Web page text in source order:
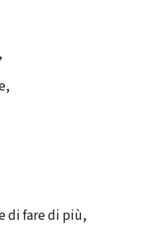
di fare di più,